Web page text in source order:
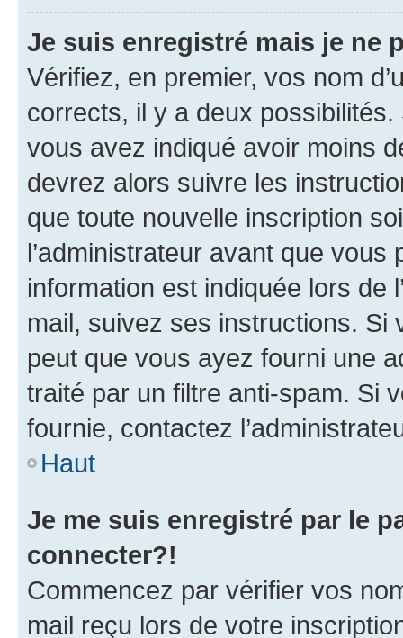
Je suis enregistré mais je ne
Vérifiez, en premier, vos nom
corrects, il y a deux
vous avez indiqué avoir moins
devrez alors suivre les
que toute nouvelle inscription
l’administrateur avant que
information est indiquée lors de
mail, suivez ses instructions. Si
peut que vous ayez fourni une
traité par un filtre anti-spam. Si
fournie, contactez
Haut
Je me suis enregistré par le
connecter?!
Commencez par vérifier vos
mail reçu lors de votre